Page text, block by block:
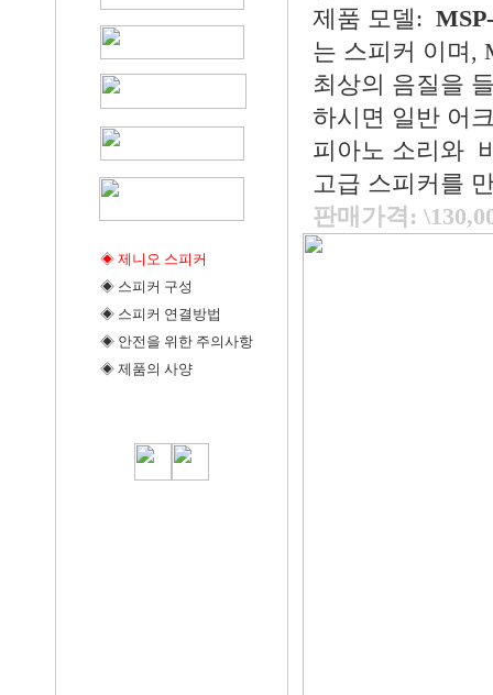
◈제니오 스피커
◈ 스피커 구성
◈ 스피커 연결방법
◈ 안전을 위한 주의사항
◈제품의 사양
제품 모델:
는 스피커 이며,
최상의 음질을
하시면 일반 어
피아노 소리와
고급 스피커를
판매가격: